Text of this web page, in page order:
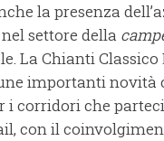
la presenza
settore della
La Chianti
importanti novità
i corridori che
con il